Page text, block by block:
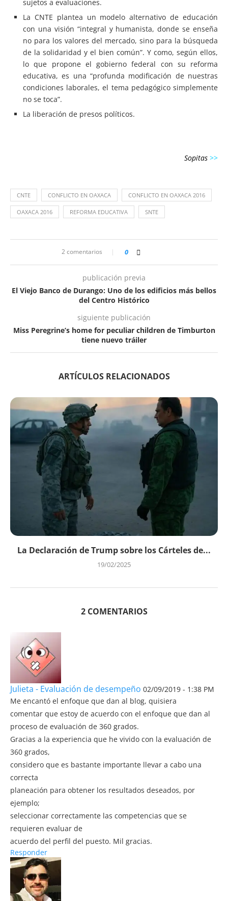
sujetos a evaluaciones.
La CNTE plantea un modelo alternativo de educación
con una visión “integral y humanista, donde se enseña
no para los valores del mercado, sino para la búsqueda
de la solidaridad y el bien común”. Y como, según ellos,
lo que propone el gobierno federal con su reforma
educativa, es una “profunda modificación de nuestras
condiciones laborales, el tema pedagógico simplemente
no se toca”.
La liberación de presos políticos.
Sopitas >>
CNTE CONFLICTO EN OAXACA CONFLICTO EN OAXACA 2016
OAXACA 2016 REFORMA EDUCATIVA SNTE
2 comentarios 0
publicación previa
El Viejo Banco de Durango: Uno de los edificios más bellos
del Centro Histórico
siguiente publicación
Miss Peregrine’s home for peculiar children de Timburton
tiene nuevo tráiler
ARTÍCULOS RELACIONADOS
La Declaración de Trump sobre los Cárteles de...
19/02/2025
2 COMENTARIOS
Julieta - Evaluación de desempeño 02/09/2019 - 1:38 PM
Me encantó el enfoque que dan al blog, quisiera
comentar que estoy de acuerdo con el enfoque que dan al
proceso de evaluación de 360 grados.
Gracias a la experiencia que he vivido con la evaluación de
360 grados,
considero que es bastante importante llevar a cabo una
correcta
planeación para obtener los resultados deseados, por
ejemplo;
seleccionar correctamente las competencias que se
requieren evaluar de
acuerdo del perfil del puesto. Mil gracias.
Responder